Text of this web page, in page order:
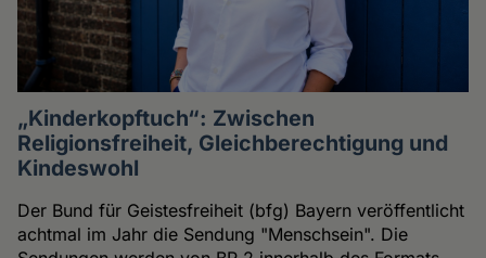
„Kinderkopftuch“: Zwischen
Religionsfreiheit, Gleichberechtigung und
Kindeswohl
Der Bund für Geistesfreiheit (bfg) Bayern veröffentlicht
achtmal im Jahr die Sendung "Menschsein". Die